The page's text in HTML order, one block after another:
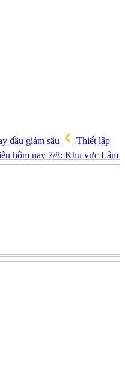
đầu giảm sâu
Thiết lập
hôm nay 7/8: Khu vực Lâm